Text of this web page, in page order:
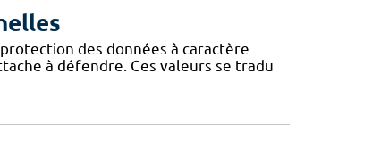
des données à caractère
à défendre. Ces valeurs se tradu